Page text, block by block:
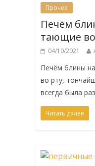
Прочее
Печём
тающие
04/10/2021
Печём блины
во рту,
всегда была
Читать далее